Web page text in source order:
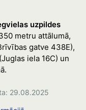
uzpildes
metru attālumā,
gatve 438E),
iela 16C) un
29.08.2025